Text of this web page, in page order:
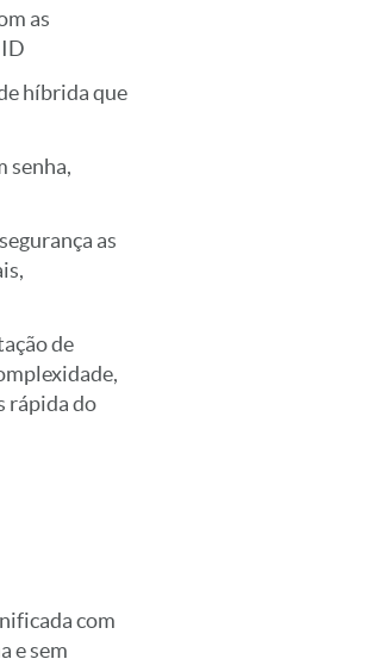
as
híbrida que
senha,
as
de
rápida do
com
e sem